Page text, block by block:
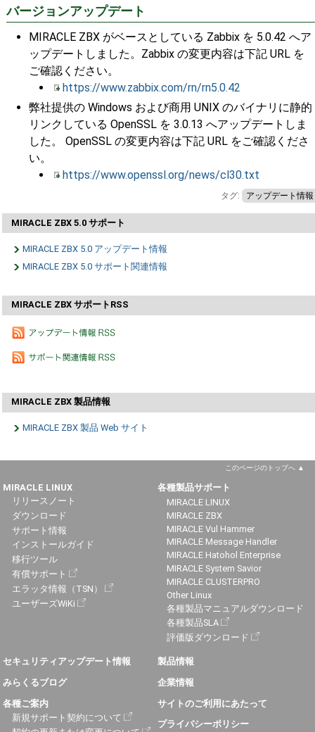
バージョンアップデート
MIRACLE ZBX がベースとしている Zabbix を 5.0.42 へア
ップデートしました。Zabbix の変更内容は下記 URL を
ご確認ください。
https://www.zabbix.com/rn/rn5.0.42
弊社提供の Windows および商用 UNIX のバイナリに静的
リンクしている OpenSSL を 3.0.13 へアップデートしま
した。 OpenSSL の変更内容は下記 URL をご確認くださ
い。
https://www.openssl.org/news/cl30.txt
タグ: アップデート情報
MIRACLE ZBX 5.0 サポート
MIRACLE ZBX 5.0 アップデート情報
MIRACLE ZBX 5.0 サポート関連情報
MIRACLE ZBX サポートRSS
MIRACLE ZBX 製品情報
MIRACLE ZBX 製品 Web サイト
このページのトップへ
MIRACLE LINUX
リリースノート
ダウンロード
サポート情報
インストールガイド
移行ツール
有償サポート
エラッタ情報（TSN）
ユーザーズWiKi
各種製品サポート
MIRACLE LINUX
MIRACLE ZBX
MIRACLE Vul Hammer
MIRACLE Message Handler
MIRACLE Hatohol Enterprise
MIRACLE System Savior
MIRACLE CLUSTERPRO
Other Linux
各種製品マニュアルダウンロード
各種製品SLA
評価版ダウンロード
セキュリティアップデート情報
みらくるブログ
各種ご案内
新規サポート契約について
製品情報
企業情報
サイトのご利用にあたって
プライバシーポリシー